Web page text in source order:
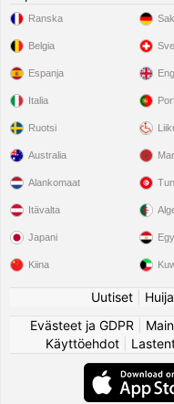
Ranska
Belgia
Espanja
Italia
Ruotsi
Australia
Alankomaat
Itävalta
Japani
Kiina
Uutiset
Evästeet ja GDPR
Käyttöehdot